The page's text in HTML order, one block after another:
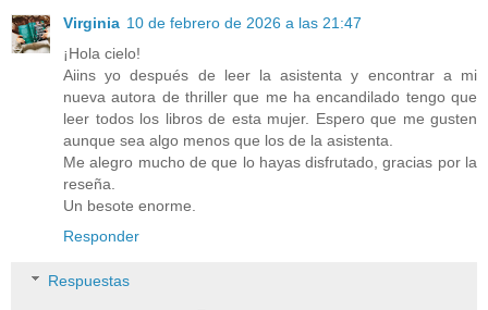
Virginia 10 de febrero de 2026 a las 21:47
¡Hola cielo!
Aiins yo después de leer la asistenta y encontrar a mi
nueva autora de thriller que me ha encandilado tengo que
leer todos los libros de esta mujer. Espero que me gusten
aunque sea algo menos que los de la asistenta.
Me alegro mucho de que lo hayas disfrutado, gracias por la
reseña.
Un besote enorme.
Responder
Respuestas